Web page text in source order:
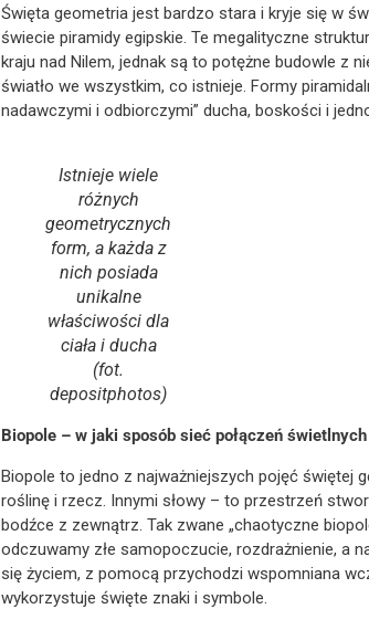
Święta geometria jest bardzo stara i kryje się w
świecie piramidy egipskie. Te megalityczne
kraju nad Nilem, jednak są to potężne budowle z
światło we wszystkim, co istnieje. Formy
nadawczymi i odbiorczymi” ducha, boskości i
Istnieje wiele
różnych
geometrycznych
form, a każda z
nich posiada
unikalne
właściwości dla
ciała i ducha
(fot.
depositphotos)
Biopole – w jaki sposób sieć połączeń
Biopole to jedno z najważniejszych pojęć świętej
roślinę i rzecz. Innymi słowy – to przestrzeń
bodźce z zewnątrz. Tak zwane „chaotyczne
odczuwamy złe samopoczucie, rozdrażnienie, a
się życiem, z pomocą przychodzi wspomniana
wykorzystuje święte znaki i symbole.